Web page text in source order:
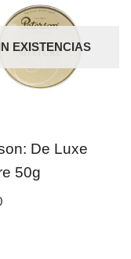
EXISTENCIAS
De Luxe
50g